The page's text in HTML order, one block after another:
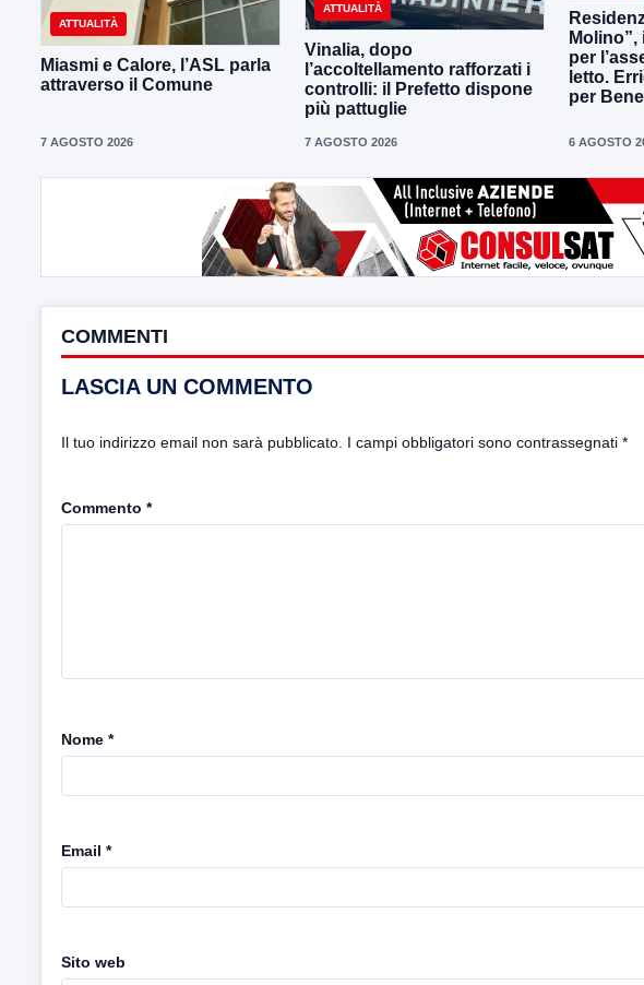
ATTUALITÀ
Miasmi e Calore, l’ASL parla
attraverso il Comune
7 AGOSTO 2026
ATTUALITÀ
Vinalia, dopo
l’accoltellamento rafforzati i
controlli: il Prefetto dispone
più pattuglie
7 AGOSTO 2026
per
letto.
per
6 AGOSTO
COMMENTI
LASCIA UN COMMENTO
Il tuo indirizzo email non sarà pubblicato. I campi obbligatori sono contrassegnati *
Commento *
Nome *
Email *
Sito web